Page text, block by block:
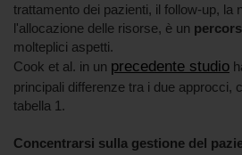
trattamento dei pazienti, il follow-up, la
l'allocazione delle risorse, è un
molteplici aspetti.
Cook et al. in un precedente studio
principali differenze tra i due approcci,
tabella 1.
Concentrarsi sulla gestione del